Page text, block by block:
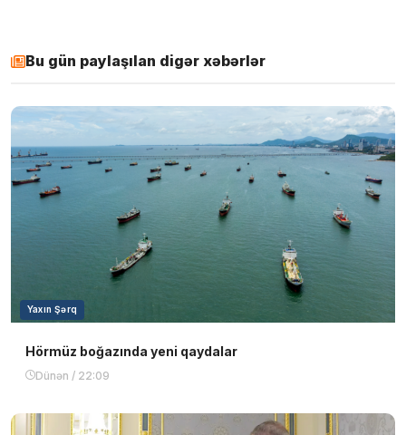
Bu gün paylaşılan digər xəbərlər
Yaxın Şərq
Hörmüz boğazında yeni qaydalar
Dünən / 22:09